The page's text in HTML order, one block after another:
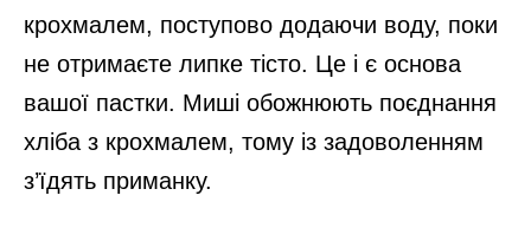
крохмалем, поступово додаючи воду, поки
не отримаєте липке тісто. Це і є основа
вашої пастки. Миші обожнюють поєднання
хліба з крохмалем, тому із задоволенням
з’їдять приманку.